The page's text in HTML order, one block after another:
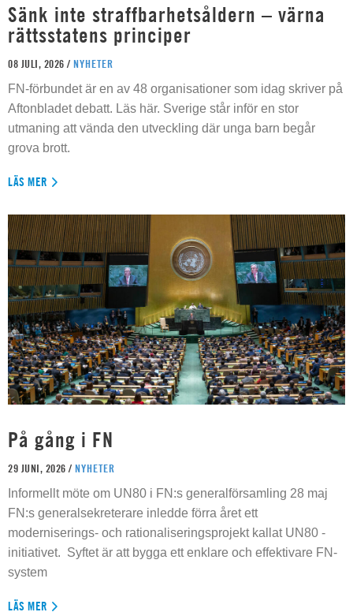
Sänk inte straffbarhetsåldern – värna
rättsstatens principer
08 JULI, 2026 / NYHETER
FN-förbundet är en av 48 organisationer som idag skriver på
Aftonbladet debatt. Läs här. Sverige står inför en stor
utmaning att vända den utveckling där unga barn begår
grova brott.
LÄS MER
På gång i FN
29 JUNI, 2026 / NYHETER
Informellt möte om UN80 i FN:s generalförsamling 28 maj
FN:s generalsekreterare inledde förra året ett
moderniserings- och rationaliseringsprojekt kallat UN80 -
initiativet. Syftet är att bygga ett enklare och effektivare FN-
system
LÄS MER